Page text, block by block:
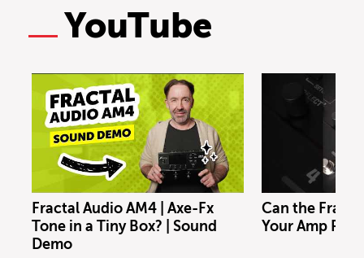
YouTube
Fractal Audio AM4 | Axe-Fx
Tone in a Tiny Box? | Sound
Demo
Can the
Your Amp Rig?